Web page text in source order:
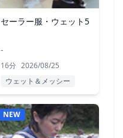
セーラー服・ウェット5
-
16分 2026/08/25
ウェット＆メッシー
NEW